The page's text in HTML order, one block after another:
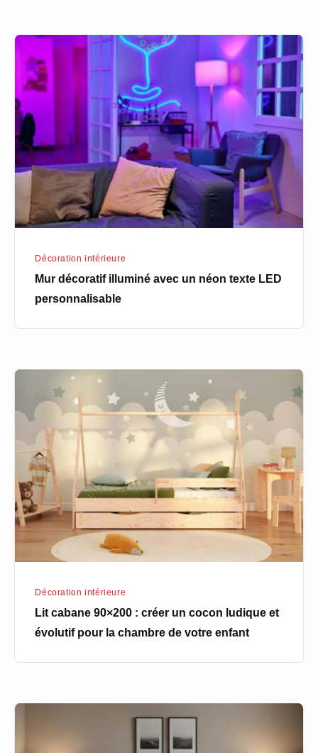
Mur
décoratif
illuminé
avec
un
néon
texte
LED
personnalisable
Décoration intérieure
Mur décoratif illuminé avec un néon texte LED
personnalisable
90×200
:
créer
un
cocon
ludique
chambre
Décoration intérieure
Lit cabane 90×200 : créer un cocon ludique et
évolutif pour la chambre de votre enfant